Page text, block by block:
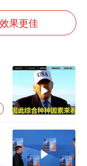
“三连降”
东方甄选被判赔偿江小白30万元
干挑大梁
果更佳